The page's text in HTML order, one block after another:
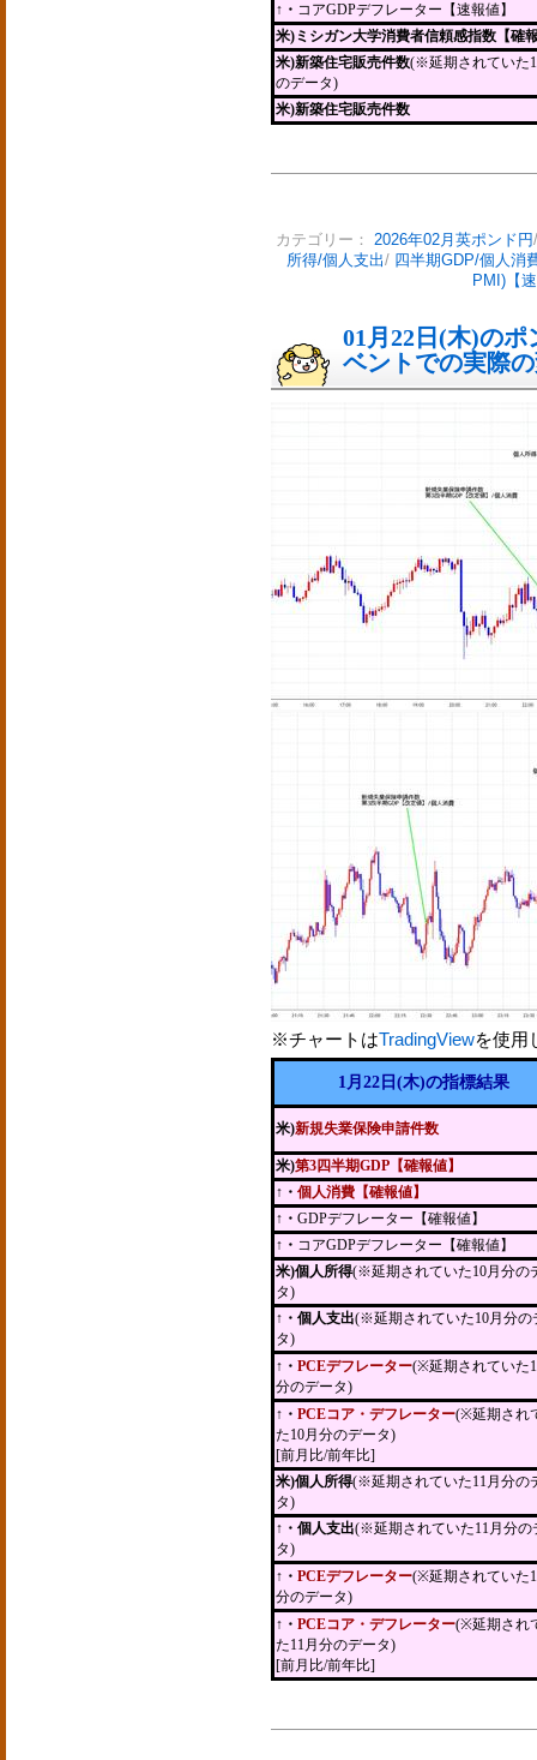
↑・ コアGDPデフレーター【速報値】
米)ミシガン大学消費者信頼感指数【確
米)新築住宅販売件数(※延期されていた
のデータ)
米)新築住宅販売件数
カテゴリー： 2026年02月英ポンド円
所得/個人支出/ 四半期GDP/個人消
PMI)【
01月22日(木)の
ベントでの実際
※チャートはTradingViewを使用
1月22日(木)の指標結果
米)新規失業保険申請件数
米)第3四半期GDP【確報値】
↑・ 個人消費【確報値】
↑・ GDPデフレーター【確報値】
↑・ コアGDPデフレーター【確報値】
米)個人所得(※延期されていた10月分の
タ)
↑・個人支出(※延期されていた10月分の
タ)
↑・ PCEデフレーター(※延期されていた
分のデータ)
↑・ PCEコア・デフレーター(※延期され
た10月分のデータ)
[前月比/前年比]
米)個人所得(※延期されていた11月分の
タ)
↑・個人支出(※延期されていた11月分の
タ)
↑・ PCEデフレーター(※延期されていた
分のデータ)
↑・ PCEコア・デフレーター(※延期され
た11月分のデータ)
[前月比/前年比]